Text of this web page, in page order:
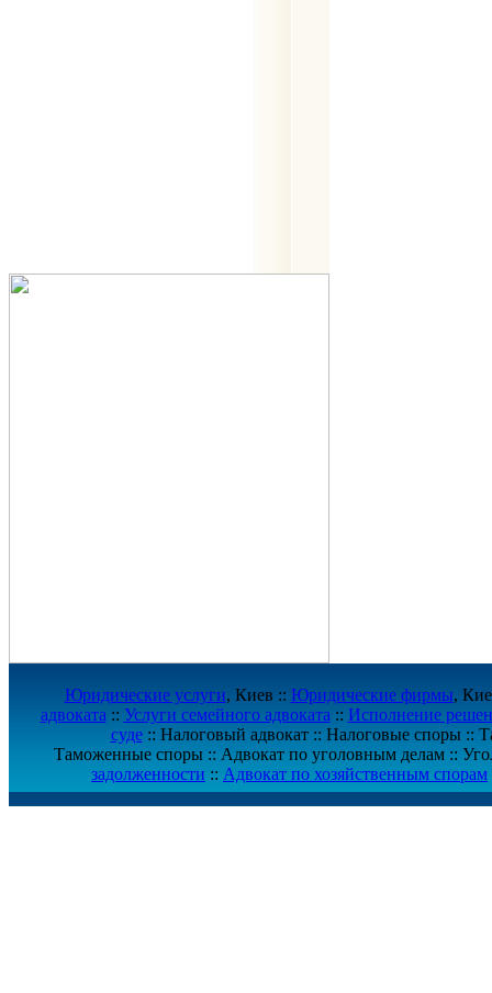
Юридические услуги, Киев :: Юридические фирмы,
адвоката :: Услуги семейного адвоката :: Исполнение
суде:: Налоговый адвокат :: Налоговые споры ::
Таможенные споры :: Адвокат по уголовным делам ::
задолженности :: Адвокат по хозяйственным спорам